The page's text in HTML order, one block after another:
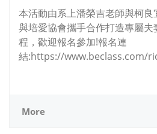
本活動由系上潘榮吉老師與柯
與培愛協會攜手合作打造專屬
程，歡迎報名參加!報名連
結:https://www.beclass.com/
More